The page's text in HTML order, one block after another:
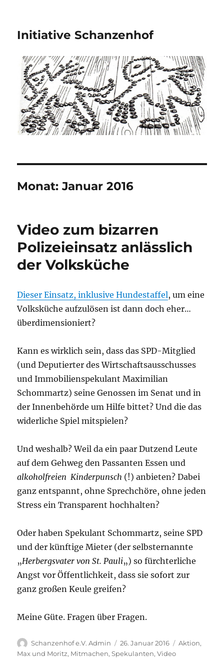
Initiative Schanzenhof
Monat:Januar 2016
Video zum bizarren
Polizeieinsatz anlässlich
der Volksküche
Dieser Einsatz, inklusive Hundestaffel, um eine
Volksküche aufzulösen ist dann doch eher…
überdimensioniert?
Kann es wirklich sein, dass das SPD-Mitglied
(und Deputierter des Wirtschaftsausschusses
und Immobilienspekulant Maximilian
Schommartz) seine Genossen im Senat und in
der Innenbehörde um Hilfe bittet? Und die das
widerliche Spiel mitspielen?
Und weshalb? Weil da ein paar Dutzend Leute
auf dem Gehweg den Passanten Essen und
alkoholfreien Kinderpunsch (!) anbieten? Dabei
ganz entspannt, ohne Sprechchöre, ohne jeden
Stress ein Transparent hochhalten?
Oder haben Spekulant Schommartz, seine SPD
und der künftige Mieter (der selbsternannte
„Herbergsvater von St. Pauli„) so fürchterliche
Angst vor Öffentlichkeit, dass sie sofort zur
ganz großen Keule greifen?
Meine Güte. Fragen über Fragen.
Autor
Schanzenhof e.V. Admin
Veröffentlicht
am
26. Januar 2016 Kategorien
Aktion,
Max und Moritz, Mitmachen,Spekulanten,Video